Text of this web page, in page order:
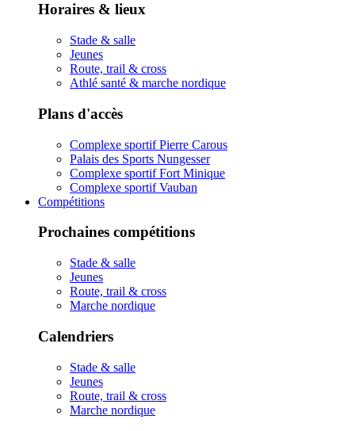
Horaires & lieux
Stade & salle
Jeunes
Route, trail & cross
Athlé santé & marche nordique
Plans d'accès
Complexe sportif Pierre Carous
Palais des Sports Nungesser
Complexe sportif Fort Minique
Complexe sportif Vauban
Compétitions
Prochaines compétitions
Stade & salle
Jeunes
Route, trail & cross
Marche nordique
Calendriers
Stade & salle
Jeunes
Route, trail & cross
Marche nordique